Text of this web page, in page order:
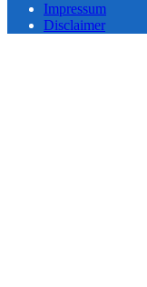
Impressum
Disclaimer